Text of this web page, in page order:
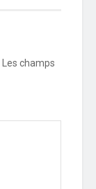
Les champs